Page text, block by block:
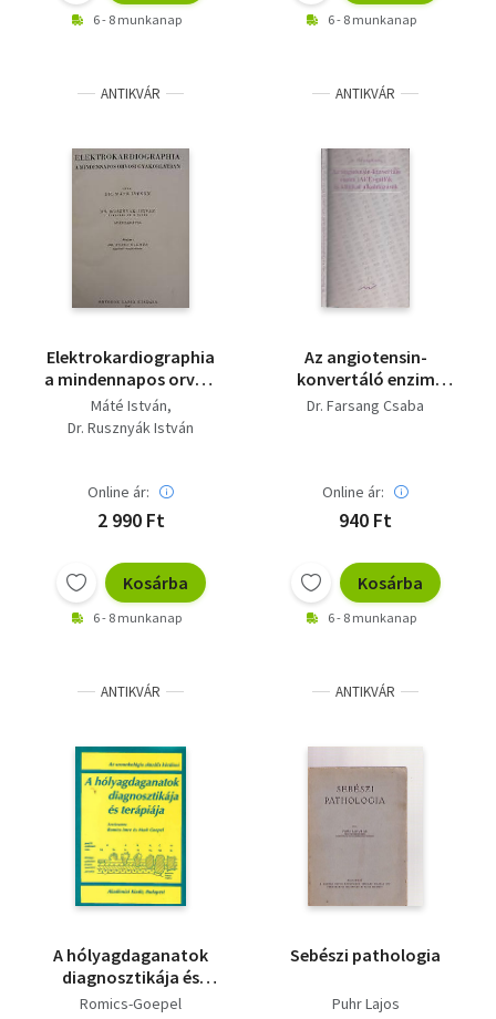
6 - 8 munkanap 6 - 8 munkanap
ANTIKVÁR
Elektrokardiographia
a mindennapos orvosi
gyakorlatban
Máté István
Dr. Rusznyák István
Online ár:
2 990 Ft
Kosárba
6 - 8 munkanap
ANTIKVÁR
Az angiotensin-
konvertáló enzim
(ACE)-gátlók és klinikai
Dr. Farsang Csaba
Online ár:
940 Ft
Kosárba
6 - 8 munkanap
ANTIKVÁR
A hólyagdaganatok
diagnosztikája és
terápiája
Romics-Goepel
ANTIKVÁR
Sebészi pathologia
Puhr Lajos